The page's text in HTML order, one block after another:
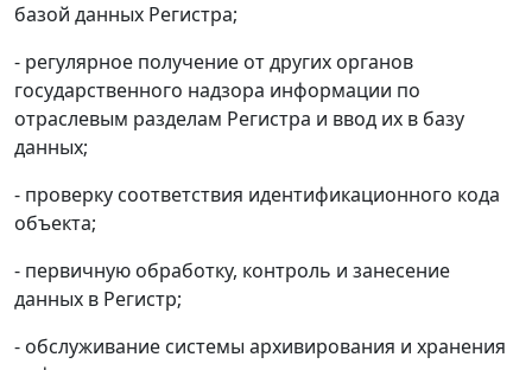
базой данных Регистра;
- регулярное получение от других органов
государственного надзора информации по
отраслевым разделам Регистра и ввод их в базу
данных;
- проверку соответствия идентификационного кода
объекта;
- первичную обработку, контроль и занесение
данных в Регистр;
- обслуживание системы архивирования и хранения